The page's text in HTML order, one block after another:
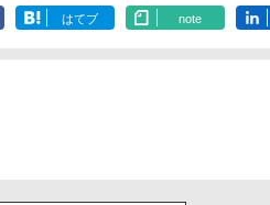
はてブ note